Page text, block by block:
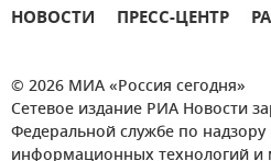
НОВОСТИ ПРЕСС-ЦЕНТР
© 2026 МИА «Россия сегодня»
Сетевое издание РИА Новости
Федеральной службе по надзору